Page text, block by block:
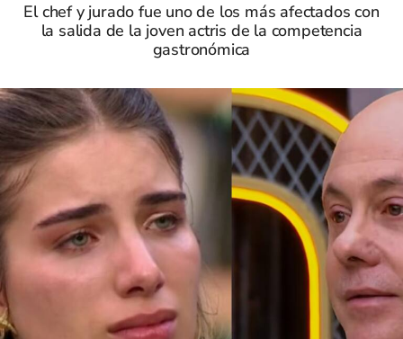
El chef y jurado fue uno de los más afectados con
la salida de la joven actris de la competencia
gastronómica